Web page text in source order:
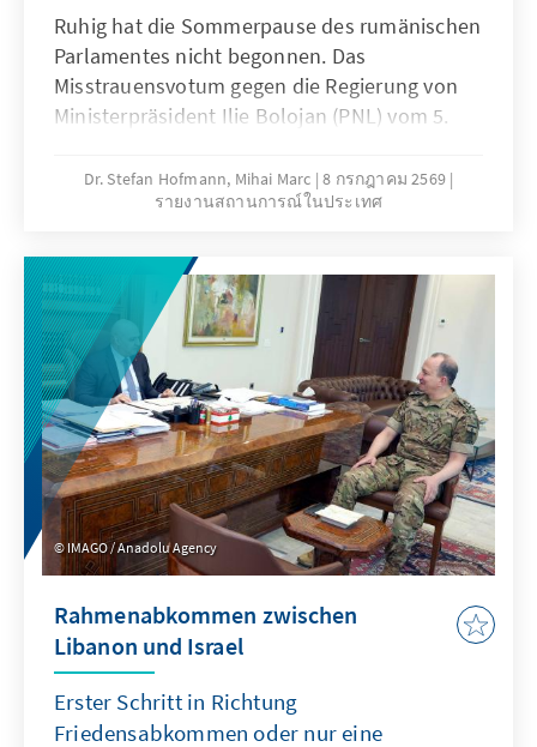
Ruhig hat die Sommerpause des rumänischen
Parlamentes nicht begonnen. Das
Misstrauensvotum gegen die Regierung von
Ministerpräsident Ilie Bolojan (PNL) vom 5.
Landschaft Rumäniens ausgelöst. Die
Abstimmung an sich wurde bereits als
Misstrauensantrag brachten die
sozialdemokratische PSD und die
rechtspopulistische AUR gemeinsam ein. Wer
für wen der Steigbügelhalter war, ist noch
nicht ausgemacht. Der Antrag erhielt 281
Stimmen, deutlich mehr als die erforderlichen
233 Stimmen. Die Angehörigen der PSD traten
aus der Regierung aus. Bolojan regiert
seitdem kommissarisch weiter – gemeinsam
mit der reformorientierten USR und der
Ungarnpartei (UDMR). Als Vermittler in der
Dan zunehmend das Vertrauen einstiger
Unterstützer.
Dr. Stefan Hofmann, Mihai Marc 8 กรกฎาคม 2569
รายงานสถานการณ์ในประเทศ
IMAGO / Anadolu Agency
Rahmenabkommen zwischen
Libanon und Israel
Erster Schritt in Richtung
Friedensabkommen oder nur eine